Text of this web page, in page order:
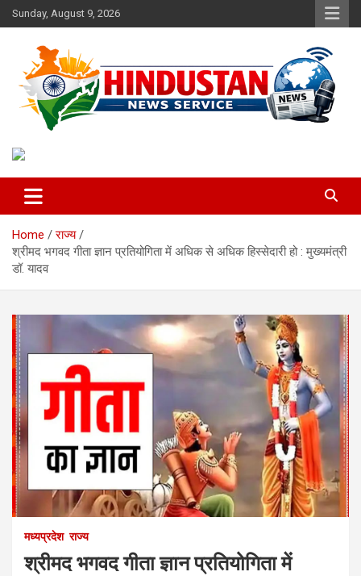
Skip
to
Sunday, August 9, 2026
Hindustan News Service
Home
राज्य
श्रीमद भगवद गीता ज्ञान प्रतियोगिता में अधिक से अधिक हिस्सेदारी हो : मुख्यमंत्री
डॉ. यादव
मध्यप्रदेश राज्य
श्रीमद भगवद गीता ज्ञान प्रतियोगिता में